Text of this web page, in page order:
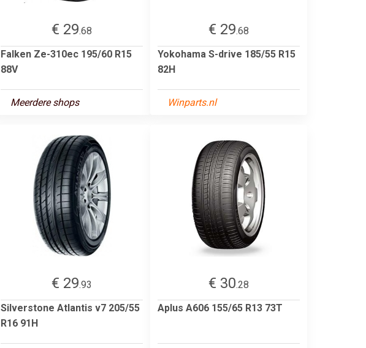
€ 29.68
Falken Ze-310ec 195/60 R15
88V
Meerdere shops
€ 29.68
Yokohama S-drive 185/55 R15
82H
Winparts.nl
€ 29.93
Silverstone Atlantis v7 205/55
R16 91H
€ 30.28
Aplus A606 155/65 R13 73T